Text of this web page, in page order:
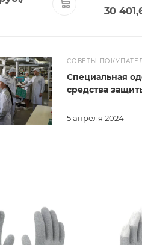
30
СОВЕТЫ
5 апреля 2024
Специальная
средства